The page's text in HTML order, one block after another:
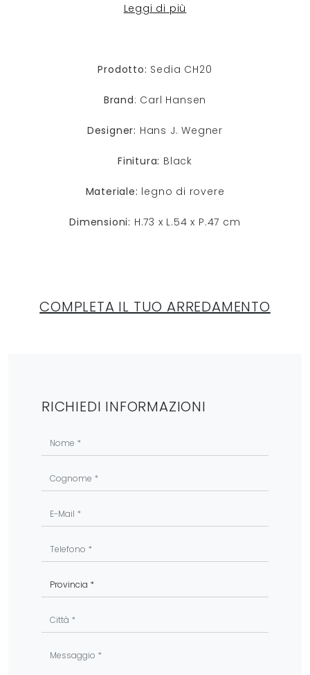
Leggi di più
Prodotto: Sedia CH20
Brand: Carl Hansen
Designer: Hans J. Wegner
Finitura: Black
Materiale: legno di rovere
Dimensioni: H.73 x L.54 x P.47 cm
COMPLETA IL TUO ARREDAMENTO
RICHIEDI INFORMAZIONI